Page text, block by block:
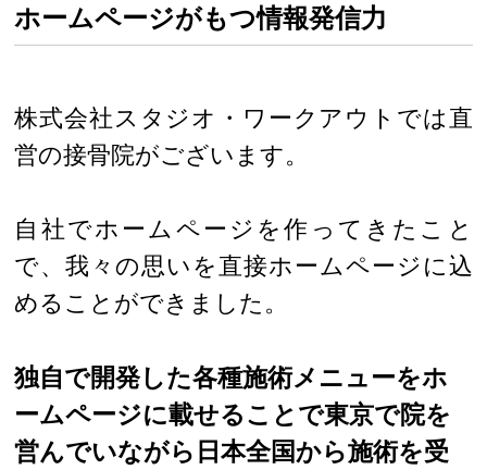
ホームページがもつ情報発信力
株式会社スタジオ・ワークアウトでは直
営の接骨院がございます。
自社でホームページを作ってきたこと
で、我々の思いを直接ホームページに込
めることができました。
独自で開発した各種施術メニューをホ
ームページに載せることで東京で院を
営んでいながら日本全国から施術を受